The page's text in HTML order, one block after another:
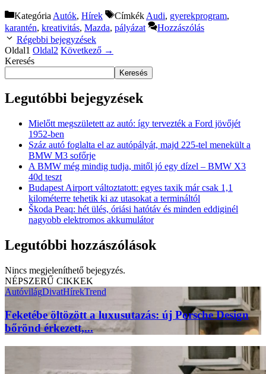
Kategória Autók, Hírek Címkék Audi, gyerekprogram,
karantén, kreativitás, Mazda, pályázat
Hozzászólás
Régebbi bejegyzések
Oldal1 Oldal2 Következő →
Keresés
Keresés
Legutóbbi bejegyzések
Mielőtt megszületett az autó: így tervezték a Ford jövőjét
1952-ben
Száz autó foglalta el az autópályát, majd 225-tel menekült a
BMW M3 sofőrje
A BMW még mindig tudja, mitől jó egy dízel – BMW X3
40d teszt
Budapest Airport változtatott: egyes taxik már csak 1,1
kilométerre tehetik ki az utasokat a termináltól
Škoda Peaq: hét ülés, óriási hatótáv és minden eddiginél
nagyobb elektromos akkumulátor
Legutóbbi hozzászólások
Nincs megjeleníthető bejegyzés.
NÉPSZERŰ CIKKEK
AutóvilágDivatHírekTrend
Feketébe öltözött a luxusutazás: új Porsche Design
bőrönd érkezett,...